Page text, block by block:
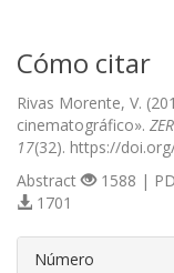
Cómo citar
Rivas Morente, V.
cinematográfico».
17(32). https://
Abstract
1588 |
1701
Número